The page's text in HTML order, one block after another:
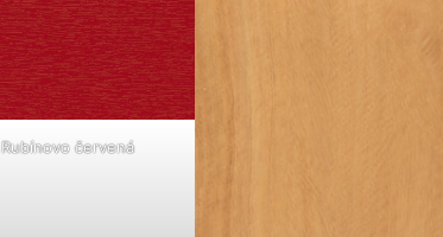
Rubínovo červená